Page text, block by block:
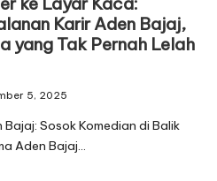
Karir Aden Bajaj,
yang Tak Pernah Lelah
5, 2025
Sosok Komedian di Balik
Aden Bajaj…